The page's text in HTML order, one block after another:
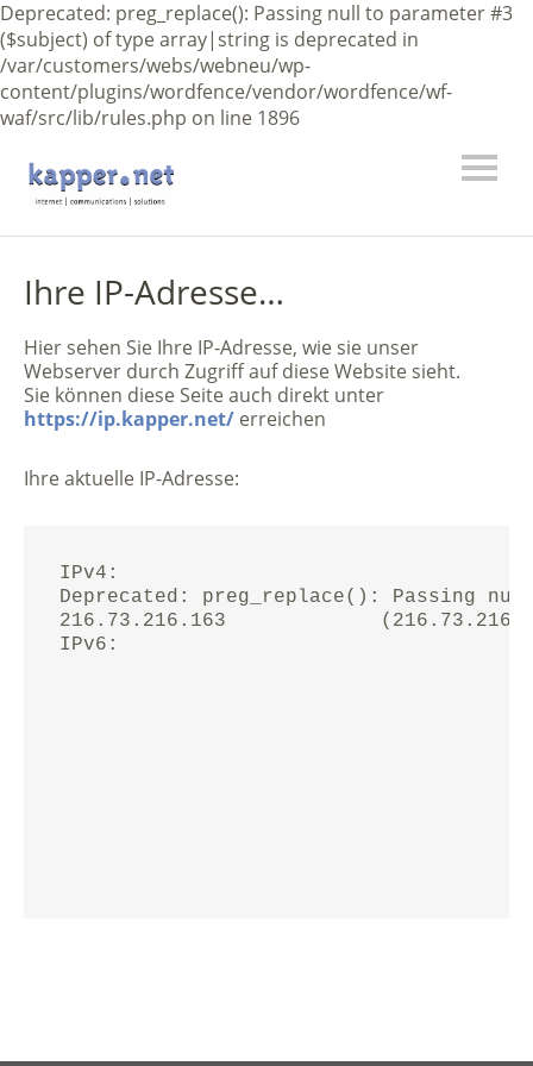
Deprecated: preg_replace(): Passing null to parameter #3
($subject) of type array|string is deprecated in
/var/customers/webs/webneu/wp-
content/plugins/wordfence/vendor/wordfence/wf-
waf/src/lib/rules.php on line 1896
Ihre IP-Adresse…
Hier sehen Sie Ihre IP-Adresse, wie sie unser
Webserver durch Zugriff auf diese Website sieht.
Sie können diese Seite auch direkt unter
https://ip.kapper.net/ erreichen
Ihre aktuelle IP-Adresse:
IPv4:
Deprecated: preg_replace(): Passing
216.73.216.163
IPv6: